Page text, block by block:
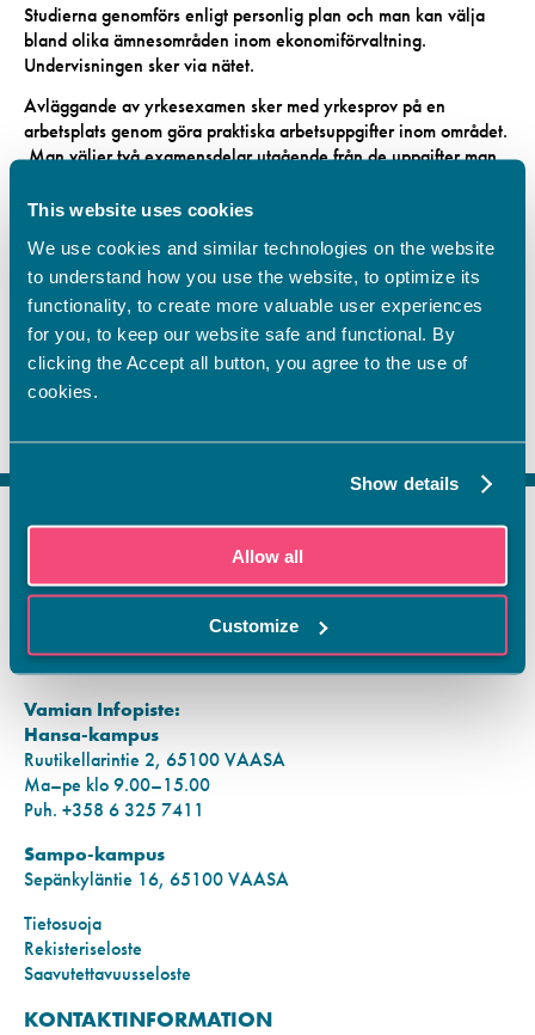
This website uses cookies
We use cookies and similar technologies on the website
to understand how you use the website, to optimize its
functionality, to create more valuable user experiences
for you, to keep our website safe and functional. By
clicking the Accept all button, you agree to the use of
cookies.
Show details
Allow all
Customize
Studierna genomförs enligt personlig plan och man kan välja
bland olika ämnesområden inom ekonomiförvaltning.
Undervisningen sker via nätet.
Avläggande av yrkesexamen sker med yrkesprov på en
arbetsplats genom göra praktiska arbetsuppgifter inom området.
Man väljer två examensdelar utgående från de uppgifter man
affärsverksamhet”.
FI
SV
EN
YHTEYSTIEDOT
Vamian Infopiste:
Hansa-kampus
Ruutikellarintie 2, 65100 VAASA
Ma–pe klo 9.00–15.00
Puh. +358 6 325 7411
Sampo-kampus
Sepänkyläntie 16, 65100 VAASA
Tietosuoja
Rekisteriseloste
Saavutettavuusseloste
KONTAKTINFORMATION